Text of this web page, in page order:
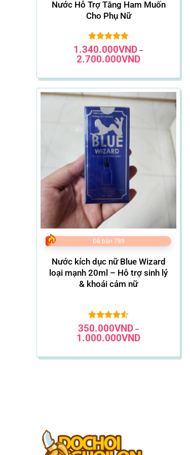
Nước Hỗ Trợ Tăng Ham Muốn
Cho Phụ Nữ
Được xếp
hạng4.81
5 sao
1.340.000VND –
2.700.000VNDKhoảng
1.340.000VND
2.700.000VND
Đã bán 789
Nước kích dục nữ Blue Wizard
loại mạnh 20ml – Hỗ trợ sinh lý
& khoái cảm nữ
Được xếp
hạng4.56
5 sao
350.000VND –
1.000.000VNDKhoảng
350.000VND